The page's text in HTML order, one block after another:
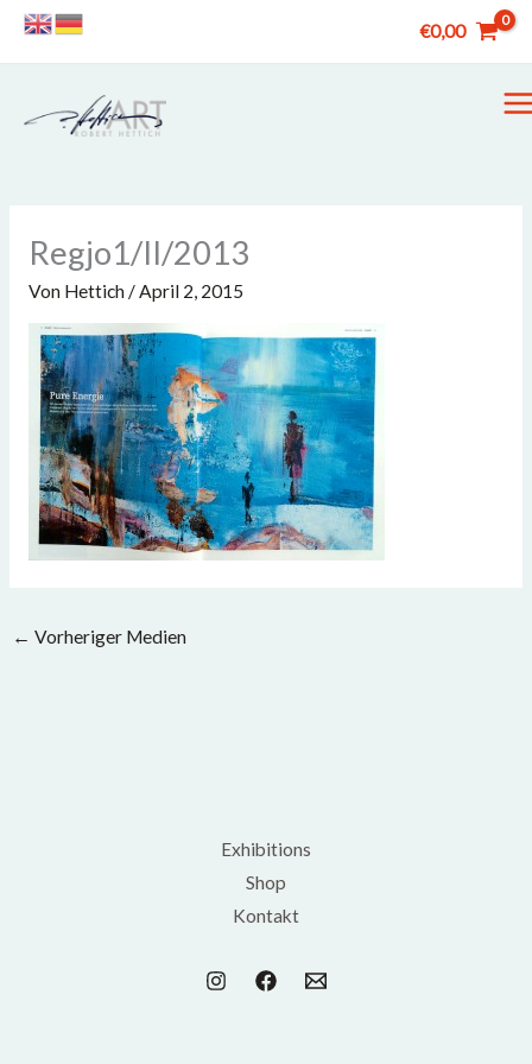
Zum
€0,00
Regjo1/II/2013
Von Hettich /April 2, 2015
← Vorheriger Medien
Exhibitions
Shop
Kontakt